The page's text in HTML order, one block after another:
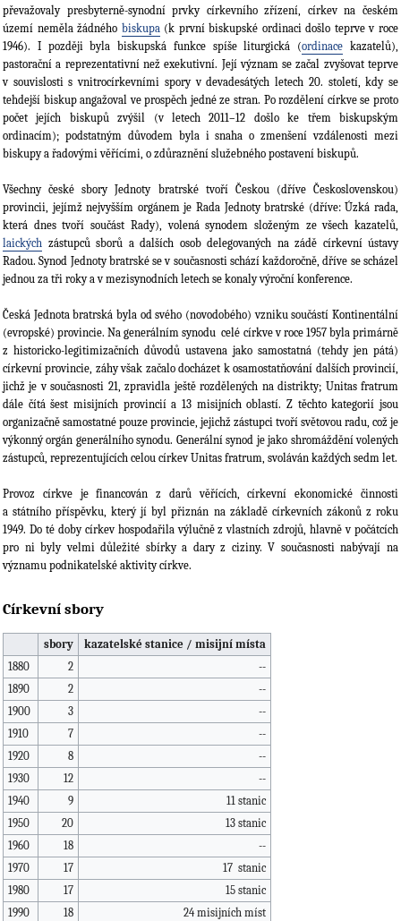
převažovaly presbyterně-synodní prvky církevního zřízení, církev na českém
území neměla žádného biskupa(k první biskupské ordinaci došlo teprve v roce
1946). I později byla biskupská funkce spíše liturgická (ordinace kazatelů),
pastorační a reprezentativní než exekutivní. Její význam se začal zvyšovat teprve
v souvislosti s vnitrocírkevními spory v devadesátých letech 20. století, kdy se
tehdejší biskup angažoval ve prospěch jedné ze stran. Po rozdělení církve se proto
počet jejích biskupů zvýšil (v letech 2011–12 došlo ke třem biskupským
ordinacím); podstatným důvodem byla i snaha o zmenšení vzdálenosti mezi
biskupy a řadovými věřícími, o zdůraznění služebného postavení biskupů.
Všechny české sbory Jednoty bratrské tvoří Českou (dříve Československou)
provincii, jejímž nejvyšším orgánem je Rada Jednoty bratrské (dříve: Úzká rada,
která dnes tvoří součást Rady), volená synodem složeným ze všech kazatelů,
laických zástupců sborů a dalších osob delegovaných na zádě církevní ústavy
Radou. Synod Jednoty bratrské se v současnosti schází každoročně, dříve se scházel
jednou za tři roky a v mezisynodních letech se konaly výroční konference.
Česká Jednota bratrská byla od svého (novodobého) vzniku součástí Kontinentální
(evropské) provincie. Na generálním synodu celé církve v roce 1957 byla primárně
z historicko-legitimizačních důvodů ustavena jako samostatná (tehdy jen pátá)
církevní provincie, záhy však začalo docházet k osamostatňování dalších provincií,
jichž je v současnosti 21, zpravidla ještě rozdělených na distrikty; Unitas fratrum
dále čítá šest misijních provincií a 13 misijních oblastí. Z těchto kategorií jsou
organizačně samostatné pouze provincie, jejichž zástupci tvoří světovou radu, což je
výkonný orgán generálního synodu. Generální synod je jako shromáždění vole­ných
zástupců, reprezentujících celou církev Unitas fratrum, svoláván každých sedm let.
Provoz církve je financován z darů věřících, církevní ekonomické činnosti
a státního příspěvku, který jí byl přiznán na základě církevních zákonů z roku
1949. Do té doby církev hospodařila výlučně z vlastních zdrojů, hlavně v počátcích
pro ni byly velmi důležité sbírky a dary z ciziny. V současnosti nabývají na
významu podnikatelské aktivity církve.
Církevní sbory
sbory
kazatelské stanice / misijní místa
1880
2
--
1890
2
--
1900
3
--
1910
7
--
1920
8
--
1930
12
--
1940
9
11 stanic
1950
20
13 stanic
1960
18
--
1970
17
17 stanic
1980
17
15 stanic
1990
18
24 misijních míst